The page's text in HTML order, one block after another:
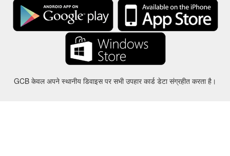
GCB केवल अपने स्थानीय डिवाइस पर सभी उपहार कार्ड डेटा संग्रहीत करता है।